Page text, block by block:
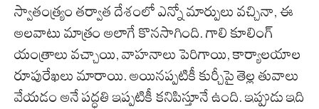
స్వాతంత్ర్యం తర్వాత దేశంలో ఎన్నో మార్పులు వచ్చినా, ఈ
అలవాటు మాత్రం అలాగే కొనసాగింది. గాలి కూలింగ్
యంత్రాలు వచ్చాయి, వాహనాలు పెరిగాయి, కార్యాలయాల
రూపురేఖలు మారాయి. అయినప్పటికీ కుర్చీపై తెల్ల తువాలు
వేయడం అనే పద్ధతి ఇప్పటికీ కనిపిస్తూనే ఉంది. ఇప్పుడు ఇది